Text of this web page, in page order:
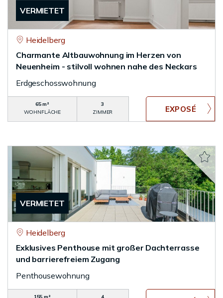
VERMIETET
Heidelberg
Charmante Altbauwohnung im Herzen von
Neuenheim - stilvoll wohnen nahe des Neckars
Erdgeschosswohnung
65 m²
WOHNFLÄCHE
3
ZIMMER
VERMIETET
Heidelberg
Exklusives Penthouse mit großer Dachterrasse
und barrierefreiem Zugang
Penthousewohnung